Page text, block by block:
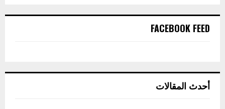
FACEBOOK FEED
أحدث المقالات